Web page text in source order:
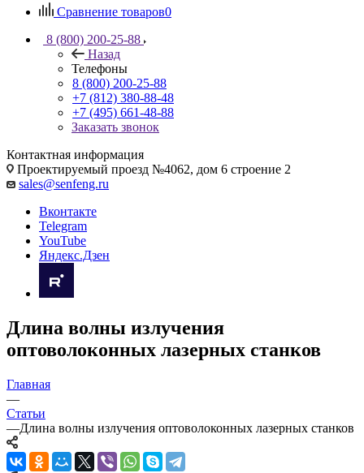
Сравнение товаров0
8 (800) 200-25-88
Назад
Телефоны
8 (800) 200-25-88
+7 (812) 380-88-48
+7 (495) 661-48-88
Заказать звонок
Контактная информация
Проектируемый проезд №4062, дом 6 строение 2
sales@senfeng.ru
Вконтакте
Telegram
YouTube
Яндекс.Дзен
Длина волны излучения
оптоволоконных лазерных станков
Главная
—
Статьи
—Длина волны излучения оптоволоконных лазерных станков